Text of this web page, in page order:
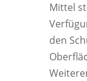
Mittel
den